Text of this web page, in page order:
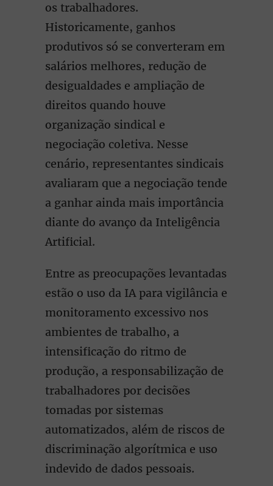
os trabalhadores.
Historicamente, ganhos
produtivos só se converteram em
salários melhores, redução de
desigualdades e ampliação de
direitos quando houve
organização sindical e
negociação coletiva. Nesse
cenário, representantes sindicais
avaliaram que a negociação tende
a ganhar ainda mais importância
diante do avanço da Inteligência
Artificial.
Entre as preocupações levantadas
estão o uso da IA para vigilância e
monitoramento excessivo nos
ambientes de trabalho, a
intensificação do ritmo de
produção, a responsabilização de
trabalhadores por decisões
tomadas por sistemas
automatizados, além de riscos de
discriminação algorítmica e uso
indevido de dados pessoais.